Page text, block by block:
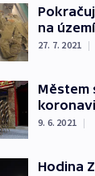
na
27. 7. 2021 |
Městem
9. 6. 2021 |
Hodina